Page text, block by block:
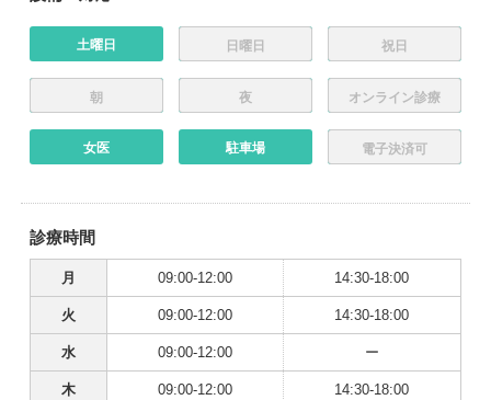
土曜日 日曜日 祝日
朝 夜 オンライン診療
女医 駐車場 電子決済可
診療時間
月 09:00-12:00 14:30-18:00
火 09:00-12:00 14:30-18:00
水 09:00-12:00 ー
木 09:00-12:00 14:30-18:00